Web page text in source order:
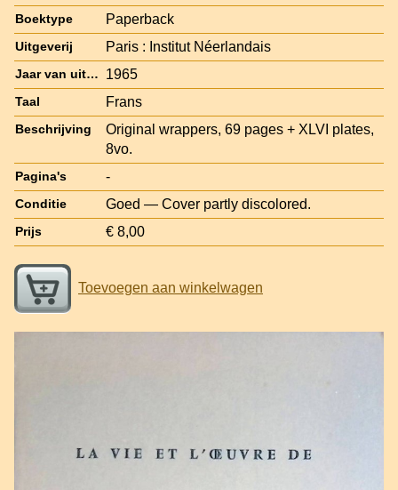
Boektype Paperback
Uitgeverij Paris : Institut Néerlandais
Jaar van uitgave 1965
Taal Frans
Beschrijving
Original wrappers, 69 pages + XLVI plates,
8vo.
Pagina's -
Conditie Goed — Cover partly discolored.
Prijs € 8,00
Toevoegen aan winkelwagen